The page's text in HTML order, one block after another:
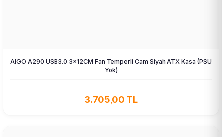
AIGO A290 USB3.0 3×12CM Fan Temperli Cam Siyah ATX Kasa (PSU
Yok)
3.705,00 TL